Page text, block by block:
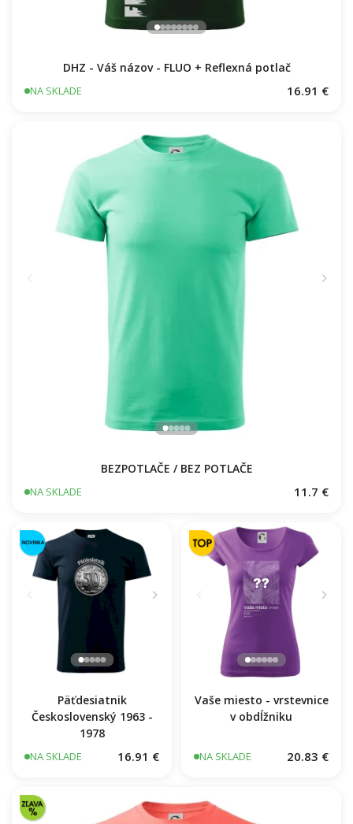
DHZ - Váš názov - FLUO + Reflexná potlač
NA SKLADE 16.91 €
BEZPOTLAČE / BEZ POTLAČE
NA SKLADE 11.7 €
Päťdesiatnik
Československý 1963 -
1978
NA SKLADE 16.91 €
Vaše miesto - vrstevnice
v obdĺžniku
NA SKLADE 20.83 €